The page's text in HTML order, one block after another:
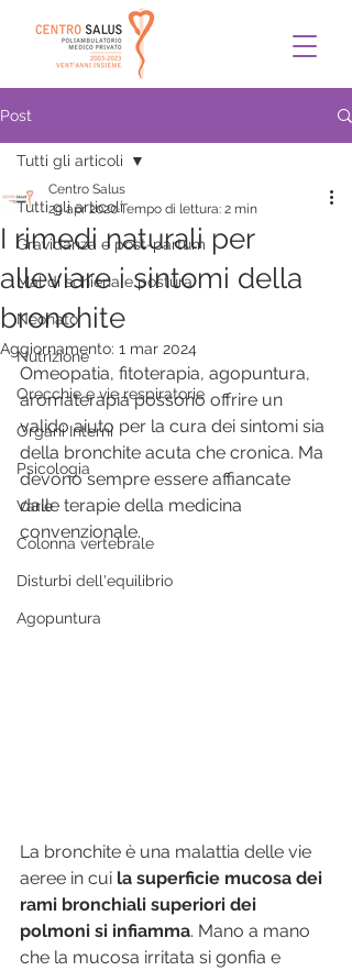
Post
Tutti gli articoli
Gravidanza e post-partum
Mal di schiena e postura
Neonato
Nutrizione
Orecchie e vie respiratorie
Organi Interni
Psicologia
Varie
Colonna vertebrale
Disturbi dell'equilibrio
Agopuntura
Tutti gli articoli
I rimedi naturali per
alleviare i sintomi della
bronchite
Centro Salus
29 apr 2020Tempo di lettura: 2 min
Aggiornamento: 1 mar 2024
Omeopatia, fitoterapia, agopuntura,
aromaterapia possono offrire un
valido aiuto per la cura dei sintomi sia
della bronchite acuta che cronica. Ma
devono sempre essere affiancate
dalle terapie della medicina
convenzionale.
La bronchite è una malattia delle vie
aeree in cui la superficie mucosa dei
rami bronchiali superiori dei
polmoni si infiamma. Mano a mano
che la mucosa irritata si gonfia e